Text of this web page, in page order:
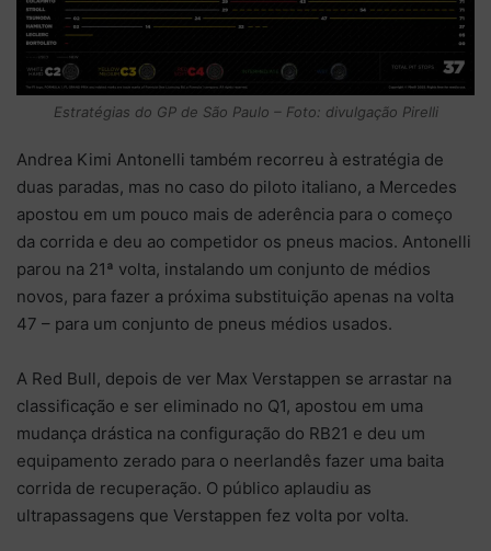
Estratégias do GP de São Paulo – Foto: divulgação Pirelli
Andrea Kimi Antonelli também recorreu à estratégia de
duas paradas, mas no caso do piloto italiano, a Mercedes
apostou em um pouco mais de aderência para o começo
da corrida e deu ao competidor os pneus macios. Antonelli
parou na 21ª volta, instalando um conjunto de médios
novos, para fazer a próxima substituição apenas na volta
47 – para um conjunto de pneus médios usados.
A Red Bull, depois de ver Max Verstappen se arrastar na
classificação e ser eliminado no Q1, apostou em uma
mudança drástica na configuração do RB21 e deu um
equipamento zerado para o neerlandês fazer uma baita
corrida de recuperação. O público aplaudiu as
ultrapassagens que Verstappen fez volta por volta.